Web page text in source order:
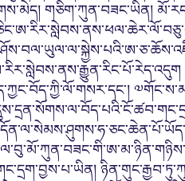
། གཅིག་ཀུན་བཟང་ཡིན།
དོན་ལ་སེམས་ཤུགས་ཧ
ཉིན་